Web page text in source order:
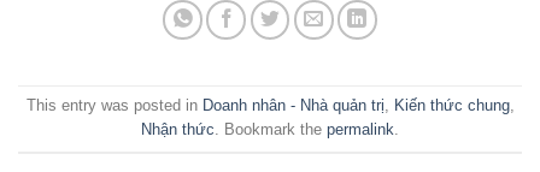
This entry was posted in Doanh nhân - Nhà quản trị Kiến thức chung,
Nhận thức . Bookmark the permalink